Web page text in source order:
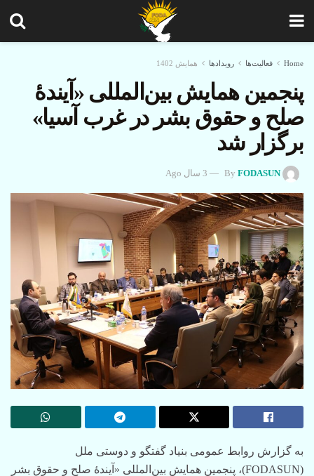
Home فعالیت‌ها رویدادها همایش 1402
پنجمین همایش بین‌المللی «آیندۀ
صلح و حقوق بشر در غرب آسیا»
برگزار شد
By FODASUN 3 سال Ago
به گزارش روابط عمومی بنیاد گفتگو و دوستی ملل
(FODASUN)، پنجمین همایش بین‌المللی «آیندۀ صلح و حقوق بشر